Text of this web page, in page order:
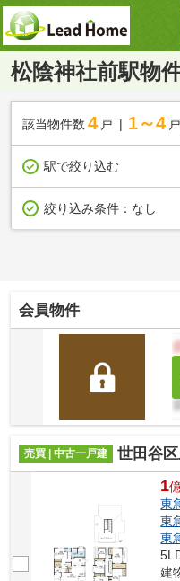
松陰神社前駅物
該当物件数 4 戸 1～4
駅で絞り込む
絞り込み条件： なし
会員物件
売買 | 中古一戸建 世田谷
1
東
東
東
建